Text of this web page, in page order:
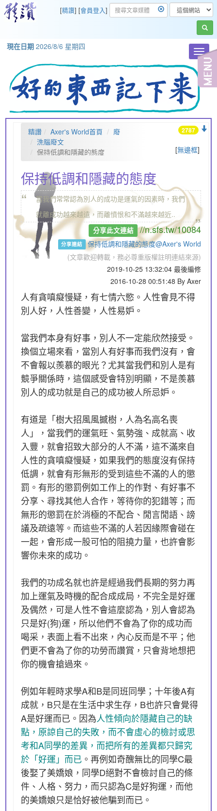
[精讚] [會員登入]
現在日期 2026/8/6 星期四
[無邊框]
精讚 Axer's World首頁
廢
洗腦廢文
保持低調和隱藏的態度
2787
保持低調和隱藏的態度
“
當我們常常認為別人的成功是運氣的因素時，我們
就離成功越來越遠，而離憤恨和不滿越來越近..
„
分享此文連結 //n.sfs.tw/10084
分享連結
保持低調和隱藏的態度@Axer's World
(文章歡迎轉載，務必尊重版權註明連結來源)
2019-10-25 13:32:04 最後編修
2016-10-28 00:51:48 By Axer
人有貪嗔癡慢疑，有七情六慾。人性會見不得
別人好，人性善變，人性易妒。
當我們本身有好事，別人不一定能欣然接受。
換個立場來看，當別人有好事而我們沒有，會
不會報以羨慕的眼光？尤其當我們和別人是有
競爭關係時，這個感受會特別明顯，不是羨慕
別人的成功就是自己的成功被人所忌妒。
有道是「樹大招風風撼樹，人為名高名喪
人」，當我們的運氣旺、氣勢強、成就高、收
入豐，就會招致大部分的人不滿，這不滿來自
人性的貪嗔癡慢疑，如果我們的態度沒有保持
低調，就會有形無形的受到這些不滿的人的懲
罰。有形的懲罰例如工作上的作對、有好事不
分享、尋找其他人合作，等待你的犯錯等；而
無形的懲罰在於消極的不配合、閒言閒語、謗
議及疏遠等。而這些不滿的人若因緣際會碰在
一起，會形成一股可怕的阻撓力量，也許會影
響你未來的成功。
我們的功成名就也許是經過我們長期的努力再
加上運氣及時機的配合成成局，不完全是好運
及偶然，可是人性不會這麼認為，別人會認為
只是好(狗)運，所以他們不會為了你的成功而
喝采，表面上看不出來，內心反而是不平；他
們更不會為了你的功勞而讚賞，只會背地想把
你的機會搶過來。
例如年輕時求學A和B是同班同學；十年後A有
成就，B只是在生活中求生存，B也許只會覺得
A是好運而已。因為人性傾向於隱藏自己的缺
點，原諒自己的失敗，而不會虛心的檢討或思
考和A同學的差異，而把所有的差異都只歸究
於「好運」而已 。再例如奇醜無比的同學C最
後娶了美嬌娘，同學D絕對不會檢討自己的條
件、人格、努力，而只認為C是好狗運，而他
的美嬌娘只是恰好被他騙到而已。